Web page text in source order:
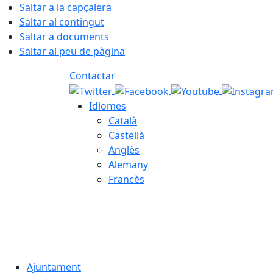
Saltar a la capçalera
Saltar al contingut
Saltar a documents
Saltar al peu de pàgina
Contactar
Idiomes
Català
Castellà
Anglès
Alemany
Francès
Ajuntament